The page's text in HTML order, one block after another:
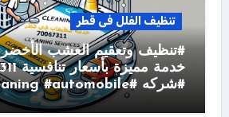
تنظيف الفلل فى قطر
#تنظيف وتعقيم العشب
خدمة
#شركه #cleaning #automobile